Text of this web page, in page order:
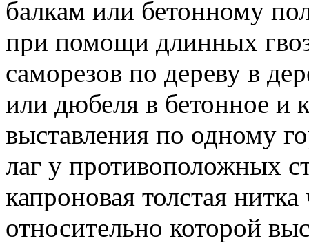
балкам или бетонному
при помощи длинных
саморезов по дереву в
или дюбеля в бетонное и
выставления по одному
лаг у противоположных
капроновая толстая
относительно которой